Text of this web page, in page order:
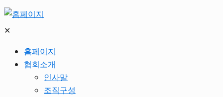
✕
홈페이지
협회소개
인사말
조직구성